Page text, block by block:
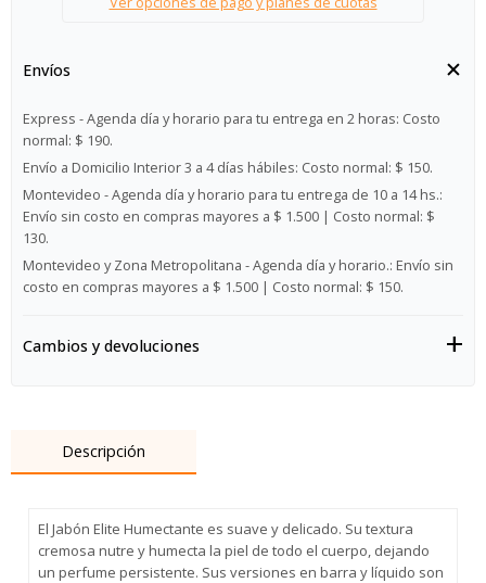
Envíos
Express - Agenda día y horario para tu entrega en 2 horas: Costo
normal: $ 190.
Envío a Domicilio Interior 3 a 4 días hábiles: Costo normal: $ 150.
Montevideo - Agenda día y horario para tu entrega de 10 a 14 hs.:
Envío sin costo en compras mayores a $ 1.500 | Costo normal: $
130.
Montevideo y Zona Metropolitana - Agenda día y horario.: Envío sin
costo en compras mayores a $ 1.500 | Costo normal: $ 150.
Cambios y devoluciones
Descripción
El Jabón Elite Humectante es suave y delicado. Su textura
cremosa nutre y humecta la piel de todo el cuerpo, dejando
un perfume persistente. Sus versiones en barra y líquido son